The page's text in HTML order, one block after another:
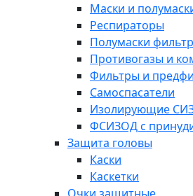
Маски и
Респираторы
Полумаски
Противогазы и
Фильтры и
Самоспасатели
Изолирующие
ФСИЗОД с
Защита головы
Каски
Каскетки